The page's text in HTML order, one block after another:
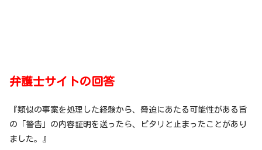
弁護士サイトの回答
『類似の事案を処理した経験から、脅迫にあたる可能性がある旨
の「警告」の内容証明を送ったら、ピタリと止まったことがあり
ました。』